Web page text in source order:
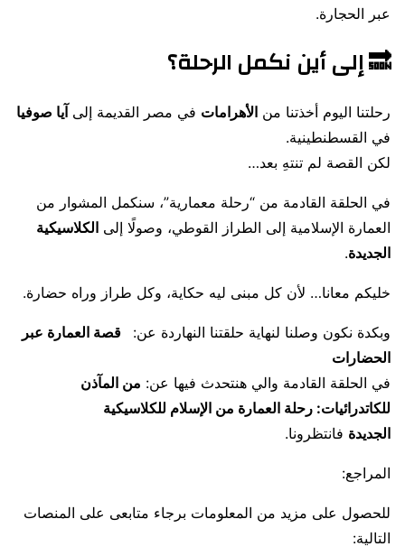
عبر الحجارة.
🔜 إلى أين نكمل الرحلة؟
رحلتنا اليوم أخذتنا من الأهرامات في مصر القديمة إلى آيا صوفيا
في القسطنطينية.
لكن القصة لم تنتهِ بعد…
في الحلقة القادمة من “رحلة معمارية”، سنكمل المشوار من
العمارة الإسلامية إلى الطراز القوطي، وصولًا إلى الكلاسيكية
الجديدة.
خليكم معانا… لأن كل مبنى ليه حكاية، وكل طراز وراه حضارة.
وبكدة نكون وصلنا لنهاية حلقتنا النهاردة عن:
قصة العمارة عبر
الحضارات
في الحلقة القادمة والي هنتحدث فيها عن: من المآذن
للكاتدرائيات: رحلة العمارة من الإسلام للكلاسيكية
الجديدة فانتظرونا.
المراجع:
للحصول على مزيد من المعلومات برجاء متابعى على المنصات
التالية: